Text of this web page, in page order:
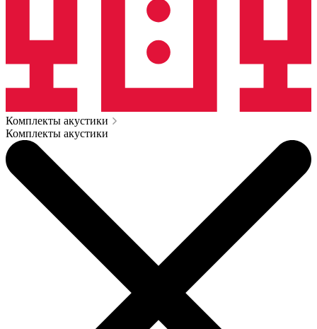
Комплекты акустики
Комплекты акустики